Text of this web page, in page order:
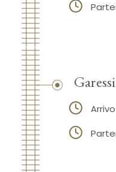
Arrivo